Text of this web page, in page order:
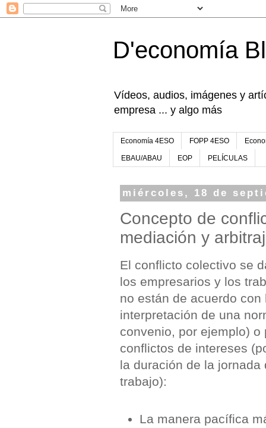
D'economía
Vídeos, audios, imágenes y
empresa ... y algo más
Economía 4ESO FOPP 4ESO
EBAU/ABAU EOP PELÍCULAS
miércoles, 18 de
Concepto de
mediación y
El conflicto colectivo se
los empresarios y los
no están de acuerdo con
interpretación de una
convenio, por ejemplo) o
conflictos de intereses
la duración de la jornada
trabajo):
La manera pacífica